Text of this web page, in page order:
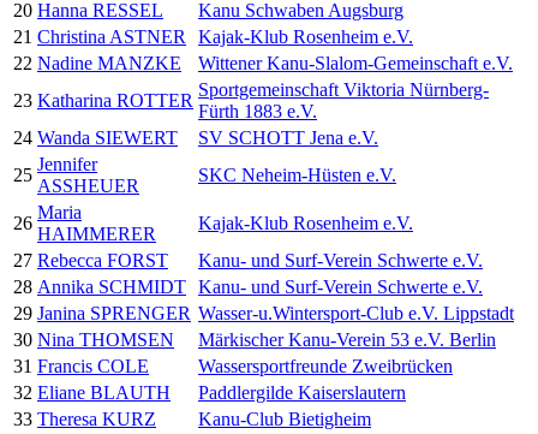
20 Hanna RESSEL
Kanu Schwaben Augsburg
21 Christina ASTNER
Kajak-Klub Rosenheim e.V.
22 Nadine MANZKE
Wittener Kanu-Slalom-Gemeinschaft e.V.
23 Katharina ROTTER
Sportgemeinschaft Viktoria Nürnberg-
Fürth 1883 e.V.
24 Wanda SIEWERT
SV SCHOTT Jena e.V.
25
Jennifer
ASSHEUER
SKC Neheim-Hüsten e.V.
26
Maria
HAIMMERER
Kajak-Klub Rosenheim e.V.
27 Rebecca FORST
Kanu- und Surf-Verein Schwerte e.V.
28 Annika SCHMIDT Kanu- und Surf-Verein Schwerte e.V.
29 Janina SPRENGER Wasser-u.Wintersport-Club e.V. Lippstadt
30 Nina THOMSEN
Märkischer Kanu-Verein 53 e.V. Berlin
31 Francis COLE
Wassersportfreunde Zweibrücken
32 Eliane BLAUTH
Paddlergilde Kaiserslautern
33 Theresa KURZ
Kanu-Club Bietigheim